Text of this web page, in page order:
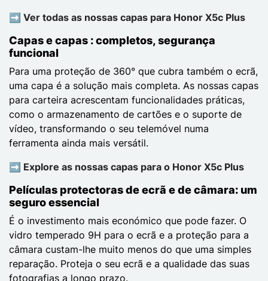
➡️ Ver todas as nossas capas para Honor X5c Plus
Capas e capas : completos, segurança
funcional
Para uma proteção de 360° que cubra também o ecrã,
uma capa é a solução mais completa. As nossas capas
para carteira acrescentam funcionalidades práticas,
como o armazenamento de cartões e o suporte de
vídeo, transformando o seu telemóvel numa
ferramenta ainda mais versátil.
➡️ Explore as nossas capas para o Honor X5c Plus
Películas protectoras de ecrã e de câmara: um
seguro essencial
É o investimento mais económico que pode fazer. O
vidro temperado 9H para o ecrã e a proteção para a
câmara custam-lhe muito menos do que uma simples
reparação. Proteja o seu ecrã e a qualidade das suas
fotografias a longo prazo.